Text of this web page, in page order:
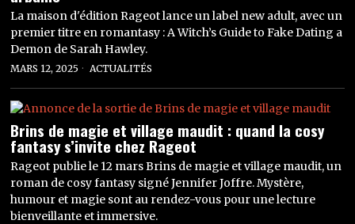
La maison d'édition Rageot lance un label new adult, avec un
premier titre en romantasy : A Witch’s Guide to Fake Dating a
Demon de Sarah Hawley.
MARS 12, 2025 ACTUALITÉS
Brins de magie et village maudit : quand la cosy
fantasy s’invite chez Rageot
Rageot publie le 12 mars Brins de magie et village maudit, un
roman de cosy fantasy signé Jennifer Joffre. Mystère,
humour et magie sont au rendez-vous pour une lecture
bienveillante et immersive.